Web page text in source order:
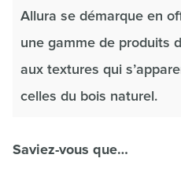
Allura se démarque en
une gamme de produits
aux textures qui
celles du bois naturel.
Saviez-vous que…